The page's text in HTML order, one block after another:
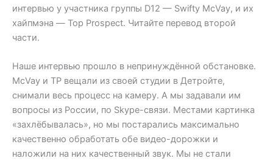
интервью у участника группы D12 — Swifty McVay, и их
хайпмэна — Top Prospect. Читайте перевод второй
части.
Наше интервью прошло в непринуждённой обстановке.
McVay и TP вещали из своей студии в Детройте,
снимали весь процесс на камеру. А мы задавали им
вопросы из России, по Skype-связи. Местами картинка
«захлёбывалась», но мы постарались максимально
качественно обработать обе видео-дорожки и
наложили на них качественный звук. Мы не стали